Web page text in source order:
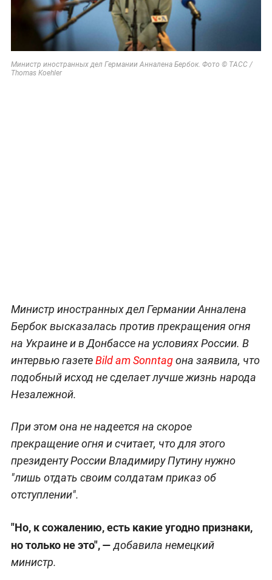
Министр иностранных дел Германии Анналена Бербок. Фото © ТАСС /
Thomas Koehler
Министр иностранных дел Германии Анналена
Бербок высказалась против прекращения огня
на Украине и в Донбассе на условиях России. В
интервью газетеBild am Sonntagона заявила, что
подобный исход не сделает лучше жизнь народа
Незалежной.
При этом она не надеется на скорое
прекращение огня и считает, что для этого
президенту России Владимиру Путину нужно
"лишь отдать своим солдатам приказ об
отступлении".
"Но, к сожалению, есть какие угодно признаки,
но только не это",— добавила немецкий
министр.